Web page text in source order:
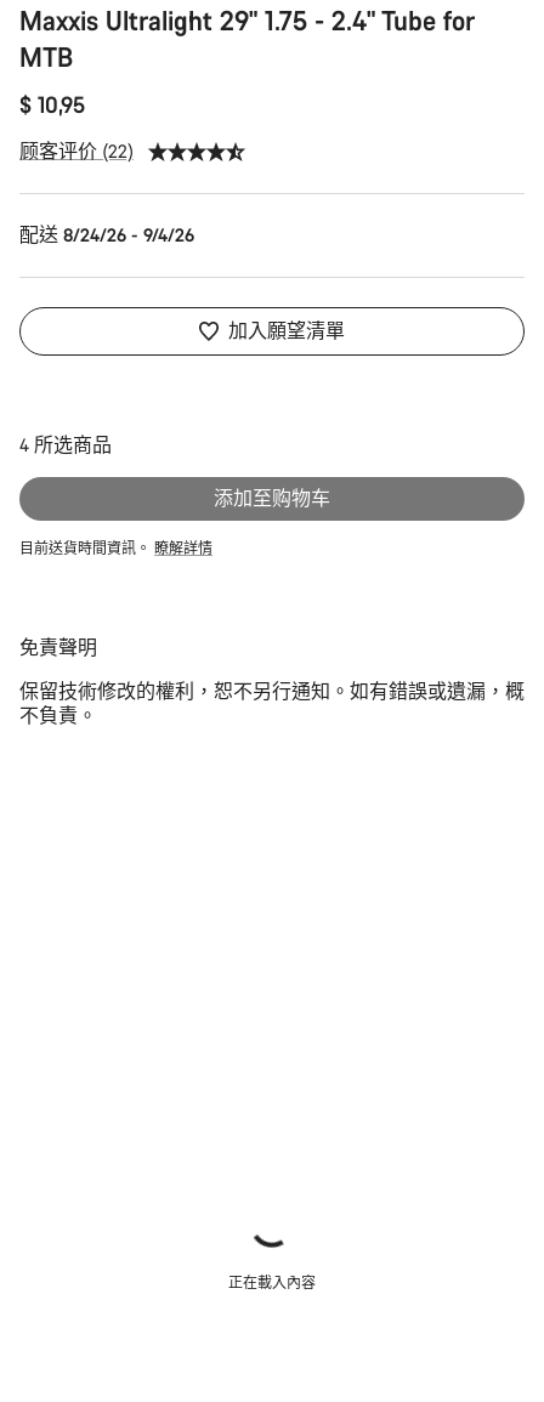
Maxxis Ultralight 29" 1.75 - 2.4" Tube for
MTB
$ 10,95
顾客评价 (22)
配送 8/24/26 - 9/4/26
加入願望清單
4 所选商品
添加至购物车
目前送貨時間資訊。 瞭解詳情
免
声
明
免責聲明
保留技術修改的權利，恕不另行通知。如有錯誤或遺漏，概
不負責。
正在載入內容